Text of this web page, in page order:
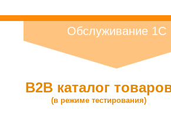
Обслуживание 1С
B2B каталог
(в режиме тестирования)